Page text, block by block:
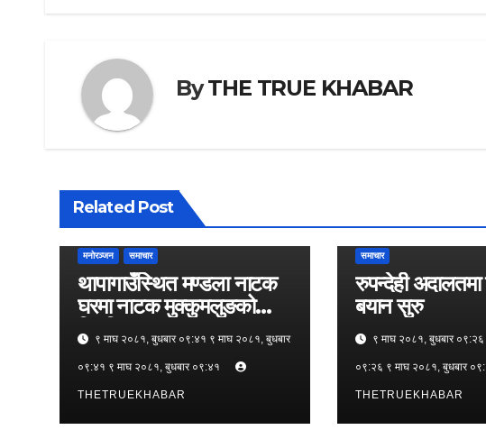
ByTHE TRUE KHABAR
Related Post
मनोरञ्जन समाचार
थापागाउँस्थित मण्डला नाटक
घरमा नाटक मुक्कुमलुङको
नियमित मञ्चन
९ माघ २०८१, बुधबार ०९:४१ ९ माघ २०८१, बुधबार
०९:४१ ९ माघ २०८१, बुधबार ०९:४१
THETRUEKHABAR
समाचार
रुपन्देही अदालतमा
बयान सुरु
९ माघ २०८१, बुधबार
०९:२६ ९ माघ २०८१, बुधबार
THETRUEKHABAR